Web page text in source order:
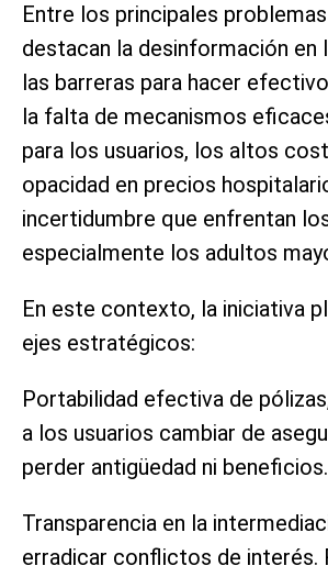
Entre los principales
destacan la desinformación
las barreras para hacer
la falta de mecanismos
para los usuarios, los altos
opacidad en precios
incertidumbre que enfrentan
especialmente los adultos
En este contexto, la iniciativa
ejes estratégicos:
Portabilidad efectiva de
a los usuarios cambiar de
perder antigüedad ni beneficios.
Transparencia en la
erradicar conflictos de interés.